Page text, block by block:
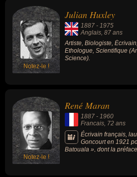
Notez-le !
Julian Huxley
1887 - 1975
Anglais, 87 ans
Artiste, Biologiste,
Ethologue, Scientifique
Science).
Notez-le !
René Maran
1887 - 1960
Francais , 72 ans
Écrivain français,
Goncourt en 1921
Batouala », dont la